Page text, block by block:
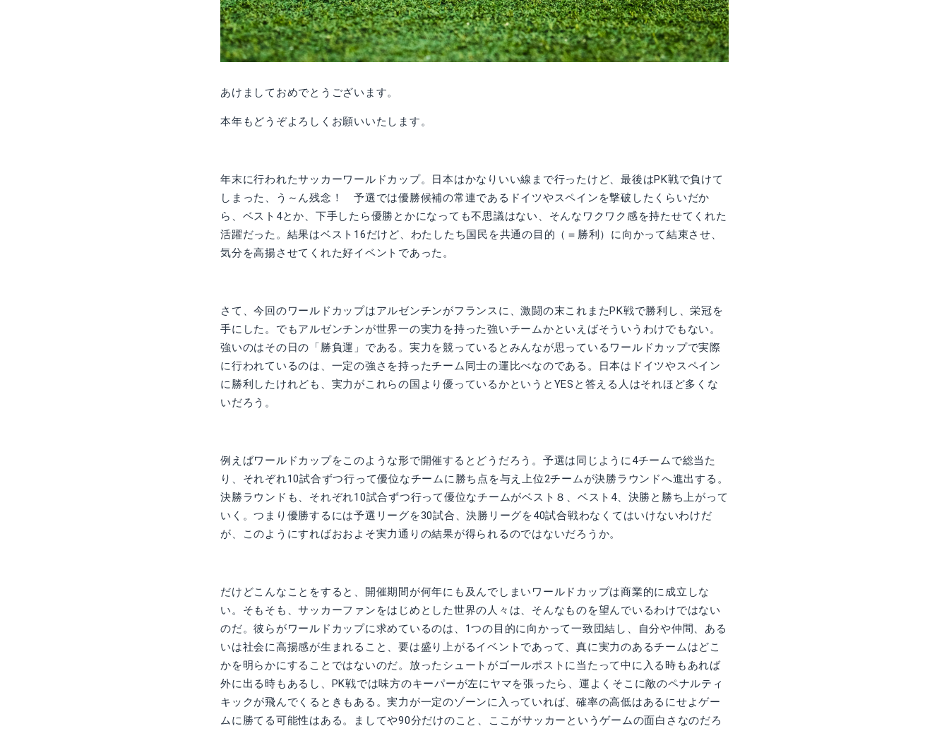
あけましておめでとうございます。
本年もどうぞよろしくお願いいたします。
年末に行われたサッカーワールドカップ。日本はかなりいい線まで行ったけど、最後はPK戦で負けて
しまった、う～ん残念！ 予選では優勝候補の常連であるドイツやスペインを撃破したくらいだか
ら、ベスト4とか、下手したら優勝とかになっても不思議はない、そんなワクワク感を持たせてくれた
活躍だった。結果はベスト16だけど、わたしたち国民を共通の目的（＝勝利）に向かって結束させ、
気分を高揚させてくれた好イベントであった。
さて、今回のワールドカップはアルゼンチンがフランスに、激闘の末これまたPK戦で勝利し、栄冠を
手にした。でもアルゼンチンが世界一の実力を持った強いチームかといえばそういうわけでもない。
強いのはその日の「勝負運」である。実力を競っているとみんなが思っているワールドカップで実際
に行われているのは、一定の強さを持ったチーム同士の運比べなのである。日本はドイツやスペイン
に勝利したけれども、実力がこれらの国より優っているかというとYESと答える人はそれほど多くな
いだろう。
例えばワールドカップをこのような形で開催するとどうだろう。予選は同じように4チームで総当た
り、それぞれ10試合ずつ行って優位なチームに勝ち点を与え上位2チームが決勝ラウンドへ進出する。
決勝ラウンドも、それぞれ10試合ずつ行って優位なチームがベスト８、ベスト4、決勝と勝ち上がって
いく。つまり優勝するには予選リーグを30試合、決勝リーグを40試合戦わなくてはいけないわけだ
が、このようにすればおおよそ実力通りの結果が得られるのではないだろうか。
だけどこんなことをすると、開催期間が何年にも及んでしまいワールドカップは商業的に成立しな
い。そもそも、サッカーファンをはじめとした世界の人々は、そんなものを望んでいるわけではない
のだ。彼らがワールドカップに求めているのは、1つの目的に向かって一致団結し、自分や仲間、ある
いは社会に高揚感が生まれること、要は盛り上がるイベントであって、真に実力のあるチームはどこ
かを明らかにすることではないのだ。放ったシュートがゴールポストに当たって中に入る時もあれば
外に出る時もあるし、PK戦では味方のキーパーが左にヤマを張ったら、運よくそこに敵のペナルティ
キックが飛んでくるときもある。実力が一定のゾーンに入っていれば、確率の高低はあるにせよゲー
ムに勝てる可能性はある。ましてや90分だけのこと、ここがサッカーというゲームの面白さなのだろ